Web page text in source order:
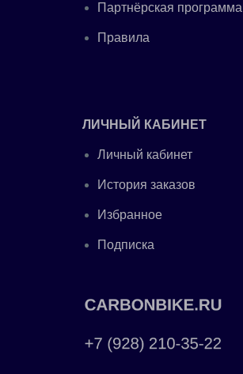
Партнёрская программа
Правила
ЛИЧНЫЙ КАБИНЕТ
Личный кабинет
История заказов
Избранное
Подписка